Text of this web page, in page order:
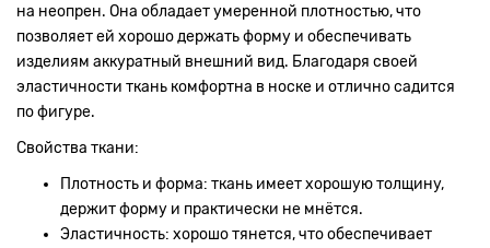
на неопрен. Она обладает умеренной плотностью, что
позволяет ей хорошо держать форму и обеспечивать
изделиям аккуратный внешний вид. Благодаря своей
эластичности ткань комфортна в носке и отлично садится
по фигуре.
Свойства ткани:
Плотность и форма: ткань имеет хорошую толщину,
держит форму и практически не мнётся.
Эластичность: хорошо тянется, что обеспечивает